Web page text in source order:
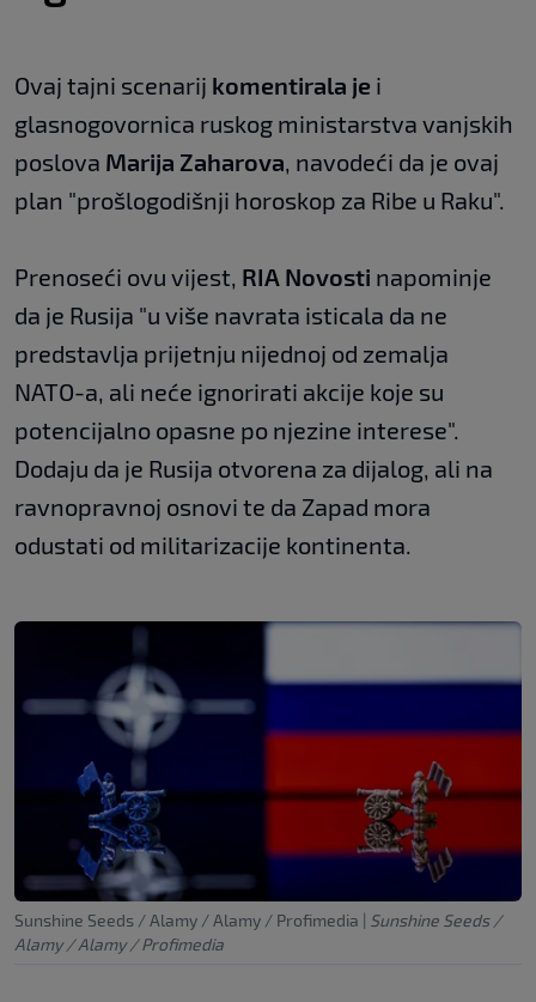
Ovaj tajni scenarij komentirala je i
glasnogovornica ruskog ministarstva vanjskih
poslova Marija Zaharova, navodeći da je ovaj
plan "prošlogodišnji horoskop za Ribe u Raku".
Prenoseći ovu vijest, RIA Novosti napominje
da je Rusija "u više navrata isticala da ne
predstavlja prijetnju nijednoj od zemalja
NATO-a, ali neće ignorirati akcije koje su
potencijalno opasne po njezine interese".
Dodaju da je Rusija otvorena za dijalog, ali na
ravnopravnoj osnovi te da Zapad mora
odustati od militarizacije kontinenta.
Sunshine Seeds / Alamy / Alamy / Profimedia | Sunshine Seeds /
Alamy / Alamy / Profimedia